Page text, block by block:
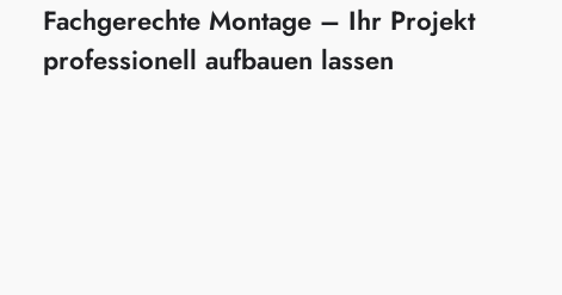
Fachgerechte Montage – Ihr Projekt
professionell aufbauen lassen